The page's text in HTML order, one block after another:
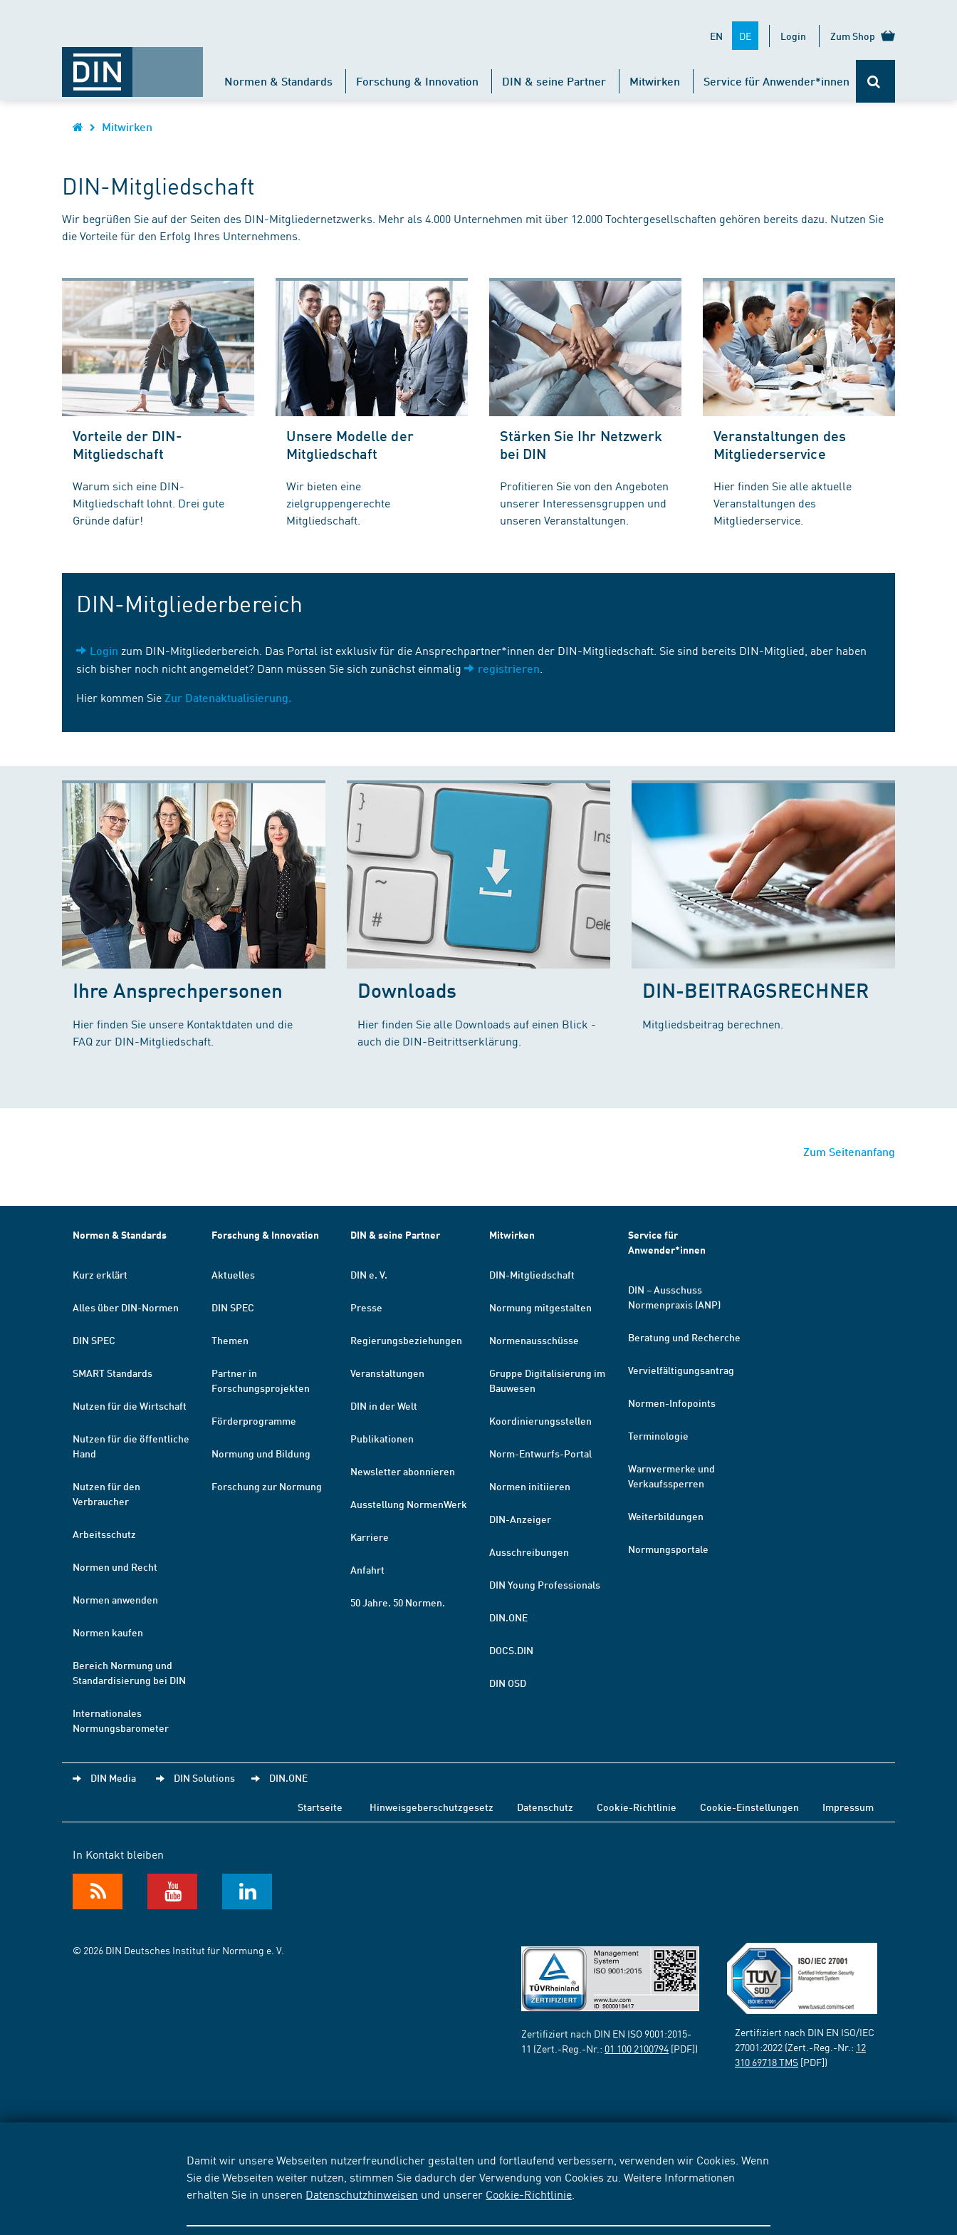
Damit wir unsere Webseiten nutzerfreundlicher gestalten und fortlaufend verbessern, verwenden wir Cookies. Wenn
Sie die Webseiten weiter nutzen, stimmen Sie dadurch der Verwendung von Cookies zu. Weitere Informationen
erhalten Sie in unseren Datenschutzhinweisen und unserer Cookie-Richtlinie
EN DE Login Zum Shop
Normen & Standards Forschung & Innovation DIN & seine Partner Mitwirken Service für Anwender*innen
Mitwirken
DIN-Mitgliedschaft
Wir begrüßen Sie auf der Seiten des DIN-Mitgliedernetzwerks. Mehr als 4.000 Unternehmen mit über 12.000 Tochtergesellschaften gehören bereits dazu. Nutzen Sie
die Vorteile für den Erfolg Ihres Unternehmens.
Vorteile der DIN-
Mitgliedschaft
Warum sich eine DIN-
Mitgliedschaft lohnt. Drei gute
Gründe dafür!
Unsere Modelle der
Mitgliedschaft
Wir bieten eine
zielgruppengerechte
Mitgliedschaft.
Stärken Sie Ihr Netzwerk
bei DIN
Profitieren Sie von den Angeboten
unserer Interessensgruppen und
unseren Veranstaltungen.
Veranstaltungen des
Mitgliederservice
Hier finden Sie alle aktuelle
Veranstaltungen des
Mitgliederservice.
DIN-Mitgliederbereich
Login zum DIN-Mitgliederbereich. Das Portal ist exklusiv für die Ansprechpartner*innen der DIN-Mitgliedschaft. Sie sind bereits DIN-Mitglied, aber haben
sich bisher noch nicht angemeldet? Dann müssen Sie sich zunächst einmalig
registrieren
Hier kommen Sie Zur Datenaktualisierung.
Ihre Ansprechpersonen
Hier finden Sie unsere Kontaktdaten und die
FAQ zur DIN-Mitgliedschaft.
Downloads
Hier finden Sie alle Downloads auf einen Blick -
auch die DIN-Beitrittserklärung.
DIN-BEITRAGSRECHNER
Mitgliedsbeitrag berechnen.
Zum Seitenanfang
Normen & Standards
Kurz erklärt
Alles über DIN-Normen
DIN SPEC
SMART Standards
Nutzen für die Wirtschaft
Nutzen für die öffentliche
Hand
Nutzen für den
Verbraucher
Arbeitsschutz
Normen und Recht
Normen anwenden
Normen kaufen
Bereich Normung und
Standardisierung bei DIN
Internationales
Normungsbarometer
Forschung & Innovation
Aktuelles
DIN SPEC
Themen
Partner in
Forschungsprojekten
Förderprogramme
Normung und Bildung
Forschung zur Normung
DIN & seine Partner
DIN e. V.
Presse
Regierungsbeziehungen
Veranstaltungen
DIN in der Welt
Publikationen
Newsletter abonnieren
Ausstellung NormenWerk
Karriere
Anfahrt
50 Jahre. 50 Normen.
Mitwirken
DIN-Mitgliedschaft
Normung mitgestalten
Normenausschüsse
Gruppe Digitalisierung im
Bauwesen
Koordinierungsstellen
Norm-Entwurfs-Portal
Normen initiieren
DIN-Anzeiger
Ausschreibungen
DIN Young Professionals
DIN.ONE
DOCS.DIN
DIN OSD
Service für
Anwender*innen
DIN – Ausschuss
Normenpraxis (ANP)
Beratung und Recherche
Vervielfältigungsantrag
Normen-Infopoints
Terminologie
Warnvermerke und
Verkaufssperren
Weiterbildungen
Normungsportale
DIN Media DIN Solutions DIN.ONE
Startseite Hinweisgeberschutzgesetz Datenschutz Cookie-Richtlinie Cookie-Einstellungen Impressum
In Kontakt bleiben
© 2026 DIN Deutsches Institut für Normung e. V.
Zertifiziert nach DIN EN ISO 9001:2015-
11 (Zert.-Reg.-Nr.: 01 100 2100794 [PDF])
Zertifiziert nach DIN EN ISO/IEC
27001:2022 (Zert.-Reg.-Nr.: 12
310 69718 TMS [PDF])